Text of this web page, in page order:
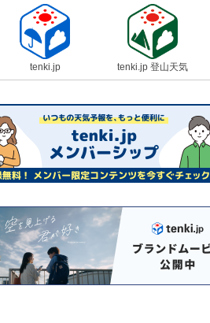
tenki.jp tenki.jp 登山天気